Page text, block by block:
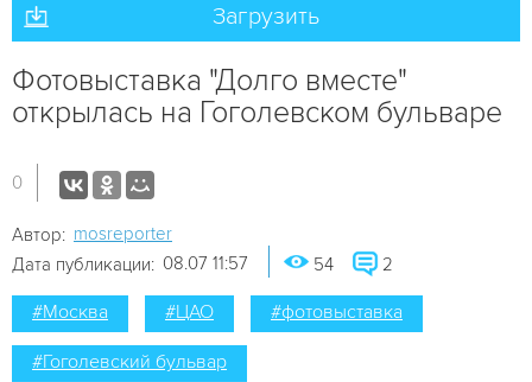
Загрузить
Фотовыставка "Долго вместе"
открылась на Гоголевском бульваре
0
Автор: mosreporter
Дата публикации: 08.07 11:57 54 2
#Москва #ЦАО #фотовыставка
#Гоголевский бульвар